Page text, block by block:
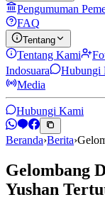
Pengumuman
FAQ
Tentang
Tentang Kami
Indosuara
Hubungi
Media
Hubungi Kami
Beranda›Berita›
Gelombang
Yushan